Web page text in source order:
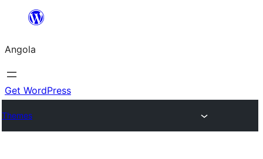
Saltar
o
conteúdo
Angola
Get WordPress
Themes